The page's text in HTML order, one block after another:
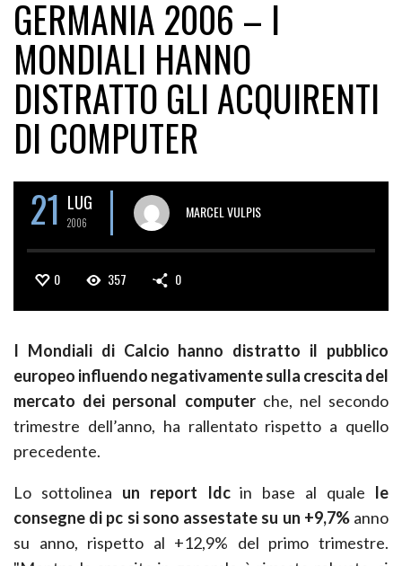
GERMANIA 2006 – I
MONDIALI HANNO
DISTRATTO GLI ACQUIRENTI
DI COMPUTER
21 LUG MARCEL VULPIS
0 357 0
I Mondiali di Calcio hanno distratto il pubblico
europeo influendo negativamente sulla crescita del
mercato dei personal computer che, nel secondo
trimestre dell’anno, ha rallentato rispetto a quello
precedente.
Lo sottolinea un report Idc in base al quale le
consegne di pc si sono assestate su un +9,7% anno
su anno, rispetto al +12,9% del primo trimestre.